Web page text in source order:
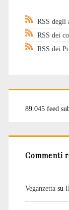
RSS degli
RSS dei
RSS dei
89.045 feed
Commenti
Veganzettasu